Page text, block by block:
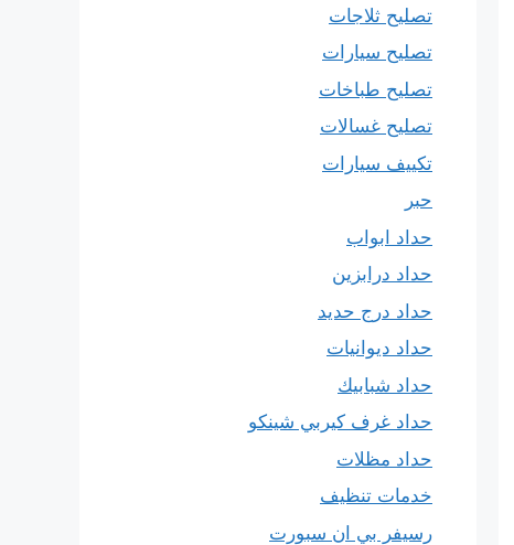
تصليح ثلاجات
تصليح سيارات
تصليح طباخات
تصليح غسالات
تكييف سيارات
حبر
حداد ابواب
حداد درابزين
حداد درج حديد
حداد ديوانيات
حداد شبابيك
حداد غرف كيربي شينكو
حداد مظلات
خدمات تنظيف
رسيفر بي ان سبورت